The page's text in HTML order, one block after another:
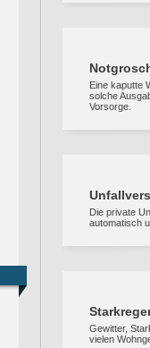
Eine kaputte
solche
Vorsorge.
Die private
automatisch
Gewitter,
vielen